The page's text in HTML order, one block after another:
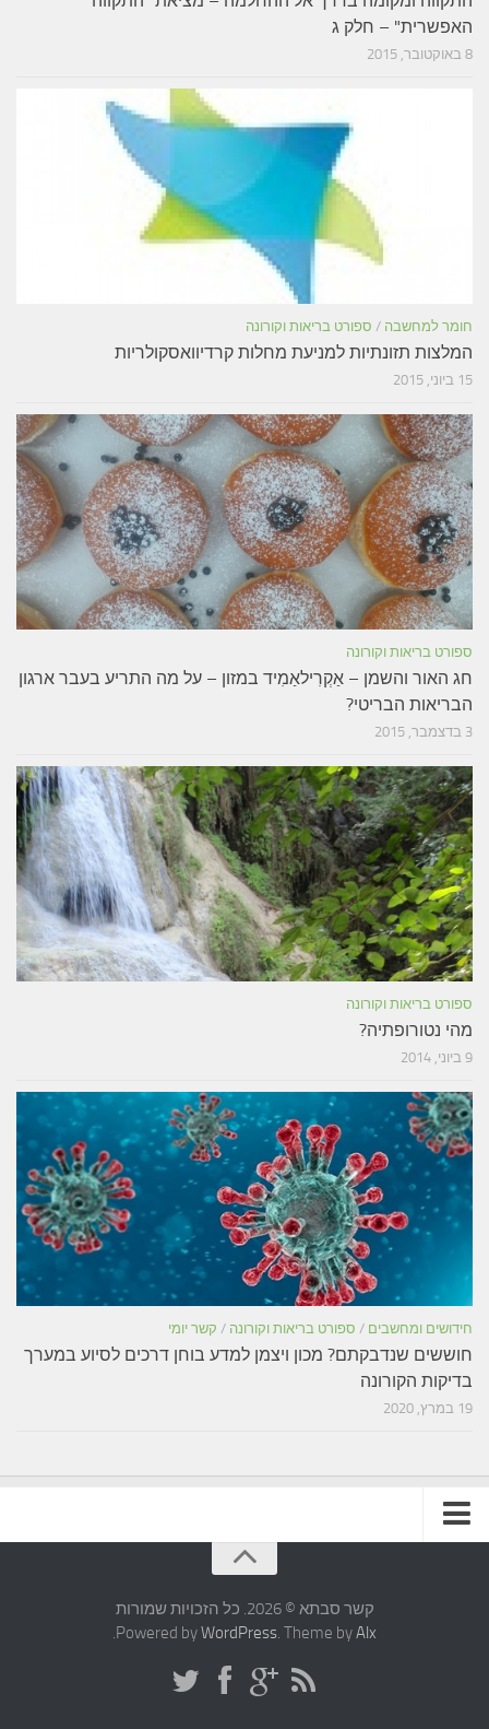
האפשרית" – חלק ג
8 באוקטובר, 2015
חומר למחשבה / ספורט בריאות וקורונה
המלצות תזונתיות למניעת מחלות קרדיוואסקולריות
15 ביוני, 2015
ספורט בריאות וקורונה
חג האור והשמן – אַקְרִילאַמִיד במזון – על מה התריע בעבר ארגון
הבריאות הבריטי?
3 בדצמבר, 2015
ספורט בריאות וקורונה
מהי נטורופתיה?
9 ביוני, 2014
חידושים ומחשבים / ספורט בריאות וקורונה / קשר יומי
חוששים שנדבקתם? מכון ויצמן למדע בוחן דרכים לסיוע במערך
בדיקות הקורונה
19 במרץ, 2020
קשר סבתא © 2026. כל הזכויות שמורות
Powered byWordPress. Theme byAlx
.